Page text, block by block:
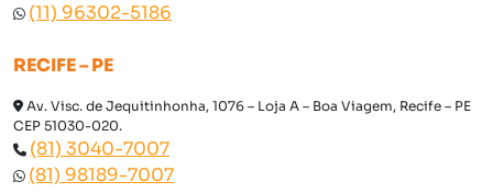
(11) 96302-5186
RECIFE – PE
Av. Visc. de Jequitinhonha, 1076 – Loja A – Boa Viagem, Recife – PE
CEP 51030-020.
(81) 3040-7007
(81) 98189-7007